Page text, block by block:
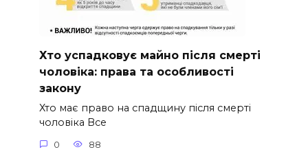
Хто успадковує майно після смерті
чоловіка: права та особливості
закону
Хто має право на спадщину після смерті
чоловіка Все
0 88